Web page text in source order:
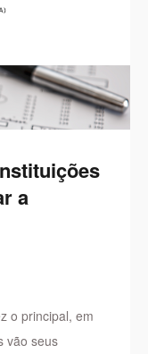
a
o principal, em
vão seus